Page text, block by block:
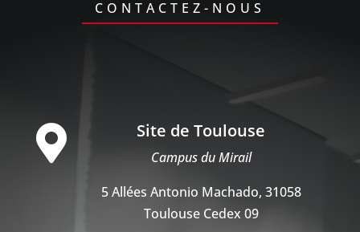
CONTACTEZ-NOUS
 Site de Toulouse
Campus du Mirail
5 Allées Antonio Machado, 31058
Toulouse Cedex 09